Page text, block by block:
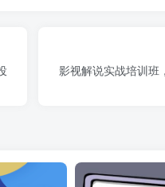
影视解说实战培训班